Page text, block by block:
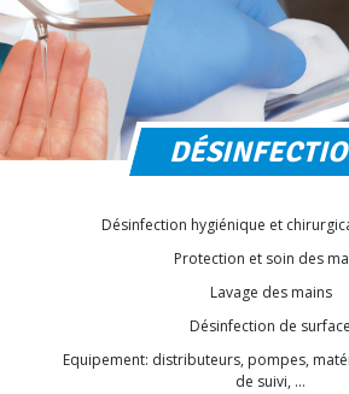
Désinfection hygiénique et
Protection et soin des
Lavage des mains
Désinfection de surface
Equipement: distributeurs, pompes,
de suivi, …